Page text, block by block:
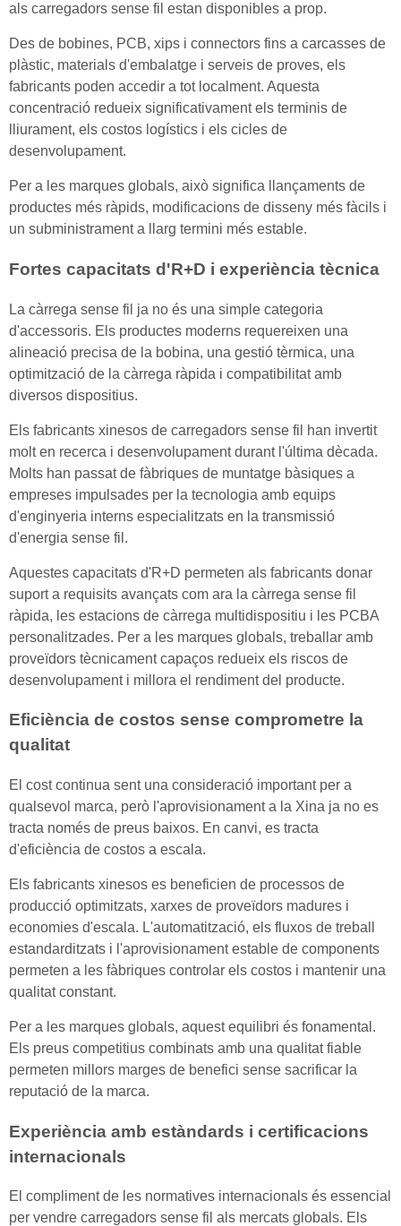
als carregadors sense fil estan disponibles a prop.
Des de bobines, PCB, xips i connectors fins a carcasses de
plàstic, materials d'embalatge i serveis de proves, els
fabricants poden accedir a tot localment. Aquesta
concentració redueix significativament els terminis de
lliurament, els costos logístics i els cicles de
desenvolupament.
Per a les marques globals, això significa llançaments de
productes més ràpids, modificacions de disseny més fàcils i
un subministrament a llarg termini més estable.
Fortes capacitats d'R+D i experiència tècnica
La càrrega sense fil ja no és una simple categoria
d'accessoris. Els productes moderns requereixen una
alineació precisa de la bobina, una gestió tèrmica, una
optimització de la càrrega ràpida i compatibilitat amb
diversos dispositius.
Els fabricants xinesos de carregadors sense fil han invertit
molt en recerca i desenvolupament durant l'última dècada.
Molts han passat de fàbriques de muntatge bàsiques a
empreses impulsades per la tecnologia amb equips
d'enginyeria interns especialitzats en la transmissió
d'energia sense fil.
Aquestes capacitats d'R+D permeten als fabricants donar
suport a requisits avançats com ara la càrrega sense fil
ràpida, les estacions de càrrega multidispositiu i les PCBA
personalitzades. Per a les marques globals, treballar amb
proveïdors tècnicament capaços redueix els riscos de
desenvolupament i millora el rendiment del producte.
Eficiència de costos sense comprometre la
qualitat
El cost continua sent una consideració important per a
qualsevol marca, però l'aprovisionament a la Xina ja no es
tracta només de preus baixos. En canvi, es tracta
d'eficiència de costos a escala.
Els fabricants xinesos es beneficien de processos de
producció optimitzats, xarxes de proveïdors madures i
economies d'escala. L'automatització, els fluxos de treball
estandarditzats i l'aprovisionament estable de components
permeten a les fàbriques controlar els costos i mantenir una
qualitat constant.
Per a les marques globals, aquest equilibri és fonamental.
Els preus competitius combinats amb una qualitat fiable
permeten millors marges de benefici sense sacrificar la
reputació de la marca.
Experiència amb estàndards i certificacions
internacionals
El compliment de les normatives internacionals és essencial
per vendre carregadors sense fil als mercats globals. Els